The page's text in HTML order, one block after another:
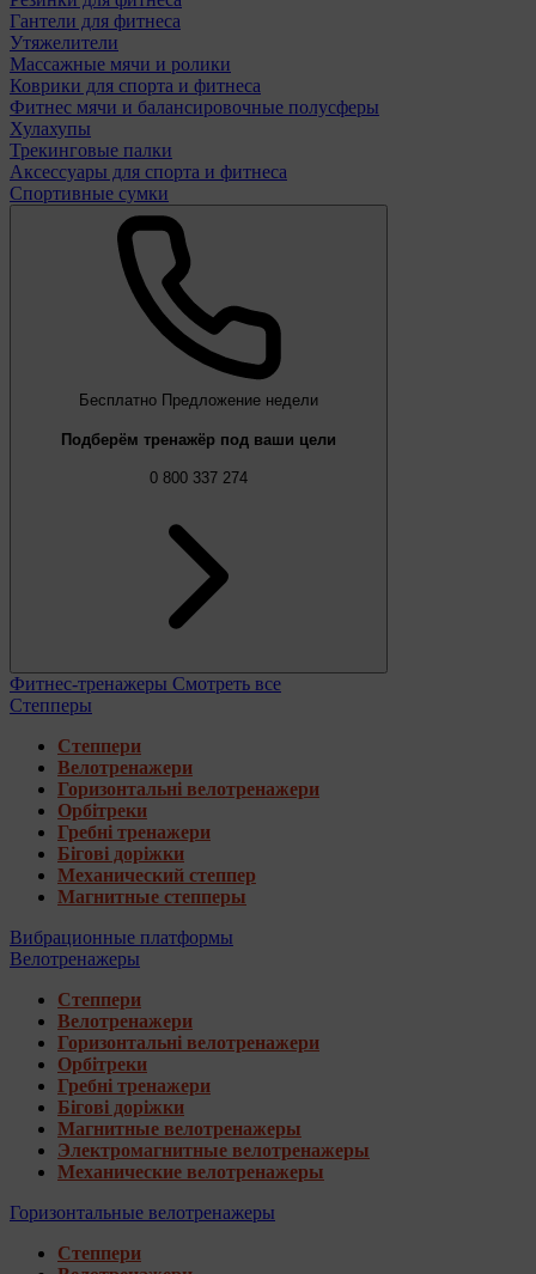
Гантели для фитнеса
Утяжелители
Массажные мячи и ролики
Коврики для спорта и фитнеса
Фитнес мячи и балансировочные полусферы
Хулахупы
Трекинговые палки
Аксессуары для спорта и фитнеса
Спортивные сумки
Бесплатно Предложение недели
Подберём тренажёр под ваши цели
0 800 337 274
Фитнес-тренажеры Смотреть все
Степперы
Степпери
Велотренажери
Горизонтальні велотренажери
Орбітреки
Гребні тренажери
Бігові доріжки
Механический степпер
Магнитные степперы
Вибрационные платформы
Велотренажеры
Степпери
Велотренажери
Горизонтальні велотренажери
Орбітреки
Гребні тренажери
Бігові доріжки
Магнитные велотренажеры
Электромагнитные велотренажеры
Механические велотренажеры
Горизонтальные велотренажеры
Степпери